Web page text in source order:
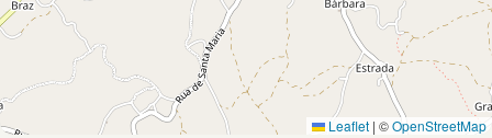
Leaflet | ©OpenStreetMap